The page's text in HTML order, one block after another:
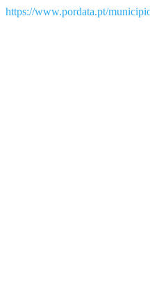
https://www.pordata.pt/